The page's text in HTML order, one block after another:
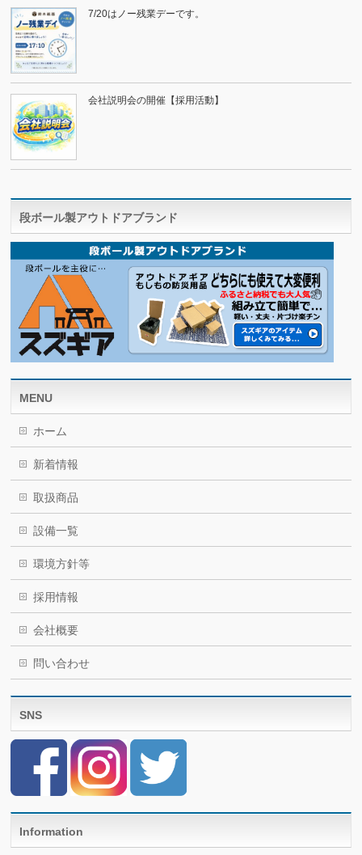
7/20はノー残業デーです。
会社説明会の開催【採用活動】
段ボール製アウトドアブランド
MENU
ホーム
新着情報
取扱商品
設備一覧
環境方針等
採用情報
会社概要
問い合わせ
SNS
Information